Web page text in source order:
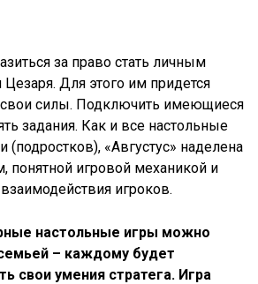
за право стать личным
Для этого им придется
свои силы. Подключить имеющиеся
задания. Как и все настольные
«Августус» наделена
игровой механикой и
игроков.
настольные игры можно
– каждому будет
свои умения стратега. Игра